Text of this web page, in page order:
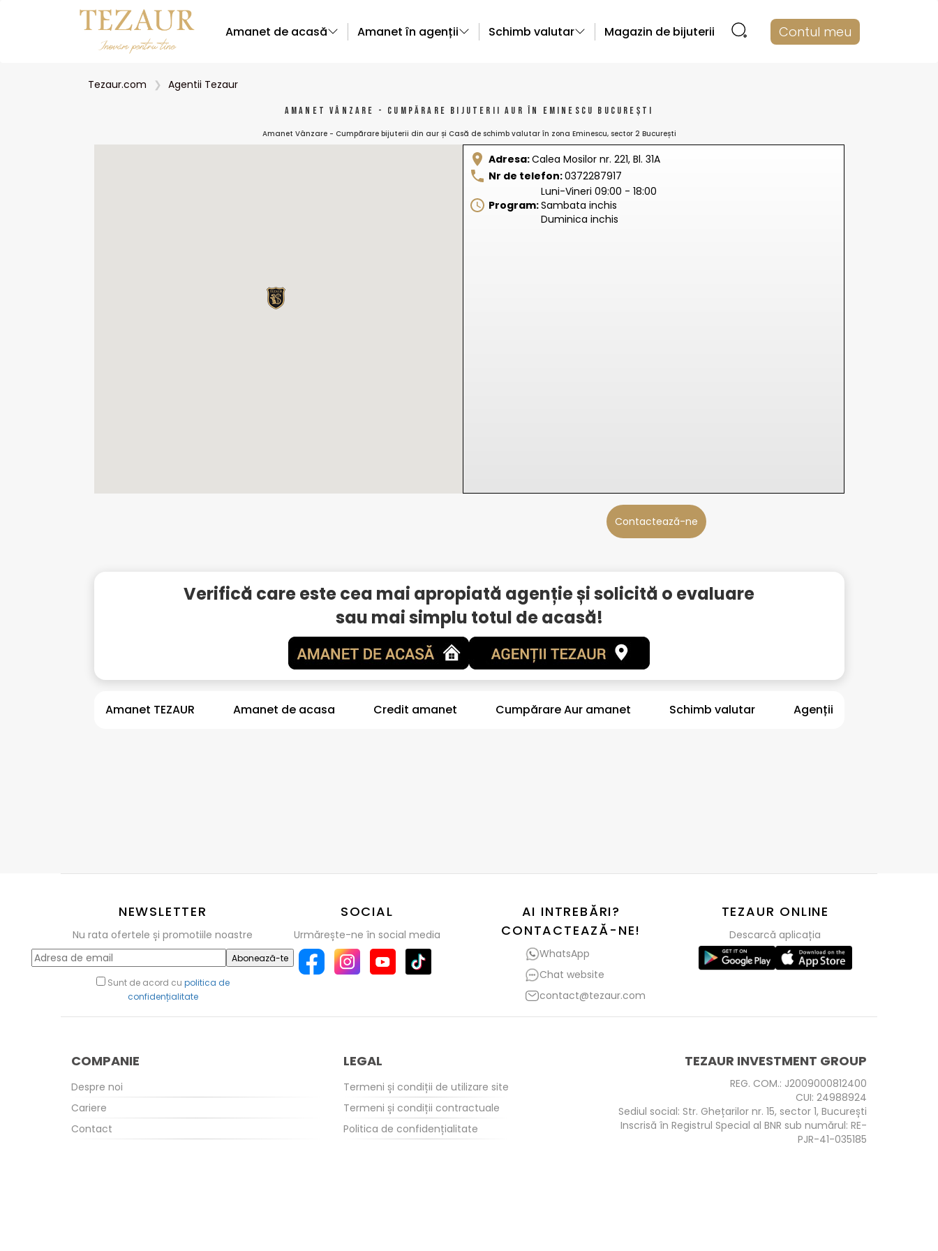
Amanet de acasă Amanet în agenții Schimb valutar Magazin de bijuterii Contul meu
Tezaur.com Agentii Tezaur
Amanet vânzare - cumpărare bijuterii aur în Eminescu București
Amanet Vânzare - Cumpărare bijuterii din aur și Casă de schimb valutar în zona Eminescu, sector 2 București
Adresa:Calea Mosilor nr. 221, Bl. 31A
Nr de telefon:0372287917
Program:
Luni-Vineri 09:00 - 18:00
Sambata inchis
Duminica inchis
Contactează-ne
Verifică care este cea mai apropiată agenție și solicită o evaluare
sau mai simplu totul de acasă!
Amanet TEZAUR Amanet de acasa Credit amanet Cumpărare Aur amanet Schimb valutar Agenții
NEWSLETTER
Nu rata ofertele și promotiile noastre
Abonează-te
Sunt de acord cu politica de
confidențialitate
SOCIAL
Urmărește-ne în social media
AI INTREBĂRI?
CONTACTEAZĂ-NE!
WhatsApp
Chat website
contact@tezaur.com
TEZAUR ONLINE
Descarcă aplicația
COMPANIE
Despre noi
Cariere
Contact
LEGAL
Termeni și condiții de utilizare site
Termeni și condiții contractuale
Politica de confidențialitate
TEZAUR INVESTMENT GROUP
REG. COM.: J2009000812400
CUI: 24988924
Sediul social: Str. Ghețarilor nr. 15, sector 1, București
Inscrisă în Registrul Special al BNR sub numărul: RE-
PJR-41-035185